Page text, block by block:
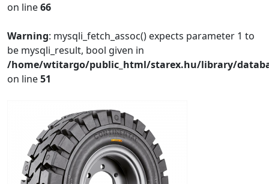
on line66
Warning: mysqli_fetch_assoc() expects parameter 1 to
be mysqli_result, bool given in
/home/wtitargo/public_html/starex.hu/library/
on line51